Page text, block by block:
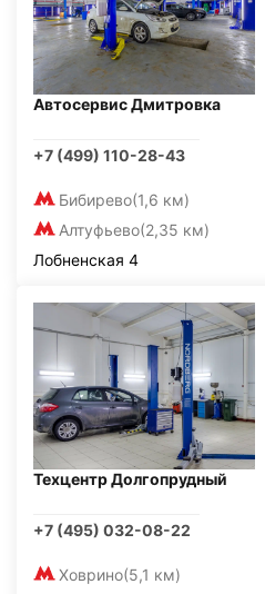
Автосервис Дмитровка
+7 (499) 110-28-43
Бибирево(1,6 км)
Алтуфьево(2,35 км)
Лобненская 4
Техцентр Долгопрудный
+7 (495) 032-08-22
Ховрино(5,1 км)